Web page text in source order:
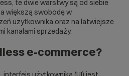
te dwie warstwy są od siebie
większą swobodę w
użytkownika oraz na łatwiejsze
kanałami sprzedaży.
e-commerce?